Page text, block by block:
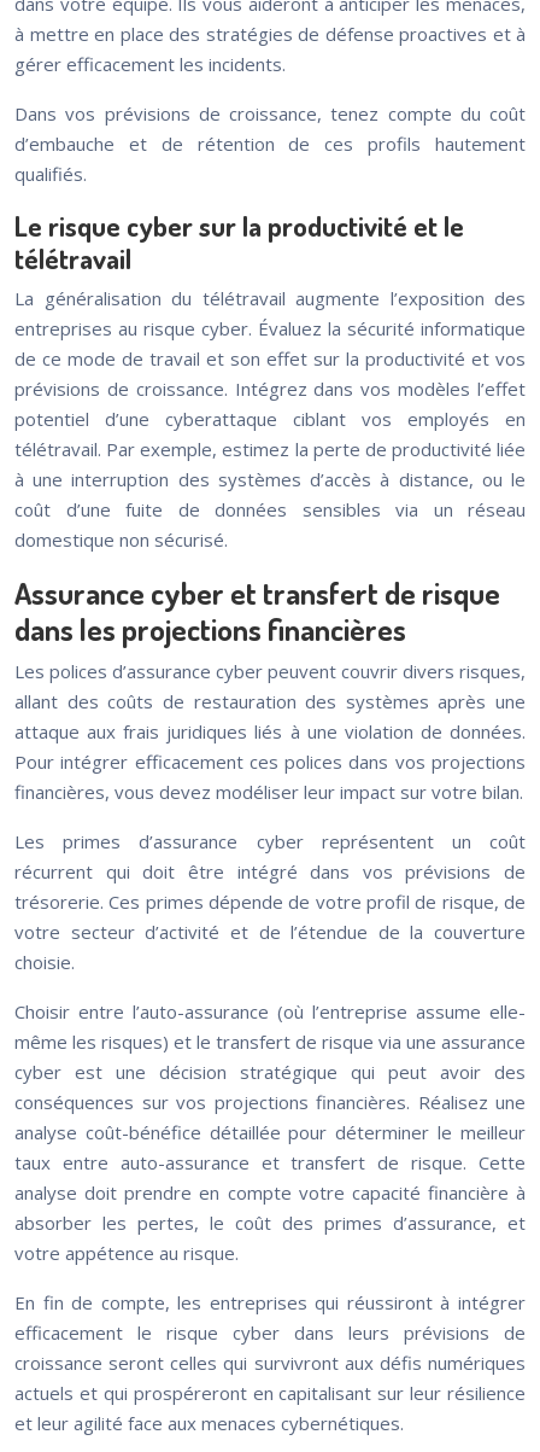
à mettre en place des stratégies de défense proactives et à
gérer efficacement les incidents.
Dans vos prévisions de croissance, tenez compte du coût
d’embauche et de rétention de ces profils hautement
qualifiés.
Le risque cyber sur la productivité et le
télétravail
La généralisation du télétravail augmente l’exposition des
entreprises au risque cyber. Évaluez la sécurité informatique
de ce mode de travail et son effet sur la productivité et vos
prévisions de croissance. Intégrez dans vos modèles l’effet
potentiel d’une cyberattaque ciblant vos employés en
télétravail. Par exemple, estimez la perte de productivité liée
à une interruption des systèmes d’accès à distance, ou le
coût d’une fuite de données sensibles via un réseau
domestique non sécurisé.
Assurance cyber et transfert de risque
dans les projections financières
Les polices d’assurance cyber peuvent couvrir divers risques,
allant des coûts de restauration des systèmes après une
attaque aux frais juridiques liés à une violation de données.
Pour intégrer efficacement ces polices dans vos projections
financières, vous devez modéliser leur impact sur votre bilan.
Les primes d’assurance cyber représentent un coût
récurrent qui doit être intégré dans vos prévisions de
trésorerie. Ces primes dépende de votre profil de risque, de
votre secteur d’activité et de l’étendue de la couverture
choisie.
Choisir entre l’auto-assurance (où l’entreprise assume elle-
même les risques) et le transfert de risque via une assurance
cyber est une décision stratégique qui peut avoir des
conséquences sur vos projections financières. Réalisez une
analyse coût-bénéfice détaillée pour déterminer le meilleur
taux entre auto-assurance et transfert de risque. Cette
analyse doit prendre en compte votre capacité financière à
absorber les pertes, le coût des primes d’assurance, et
votre appétence au risque.
En fin de compte, les entreprises qui réussiront à intégrer
efficacement le risque cyber dans leurs prévisions de
croissance seront celles qui survivront aux défis numériques
actuels et qui prospéreront en capitalisant sur leur résilience
et leur agilité face aux menaces cybernétiques.